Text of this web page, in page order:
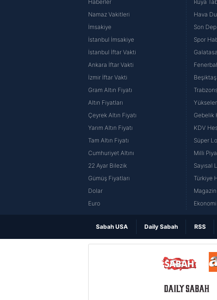
Haberler
Namaz Vakitleri
İmsakiye
İstanbul İmsakiye
İstanbul İftar Vakti
Ankara İftar Vakti
İzmir İftar Vakti
Gram Altın Fiyatı
Altın Fiyatları
Çeyrek Altın Fiyatı
Yarım Altın Fiyatı
Tam Altın Fiyatı
Cumhuriyet Altını
22 Ayar Bilezik
Gümüş Fiyatları
Dolar
Euro
Rüya
Hava
Son
Spor
Gebelik
KDV
Süper
Milli
Sayısal
Türkiye
Sabah USA Daily Sabah RSS